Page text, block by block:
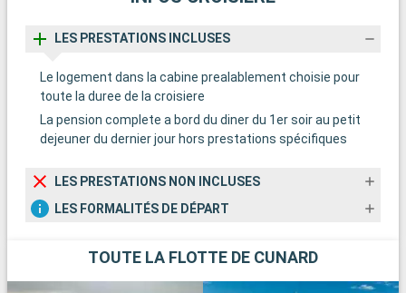
LES PRESTATIONS INCLUSES
Le logement dans la cabine prealablement choisie pour
toute la duree de la croisiere
La pension complete a bord du diner du 1er soir au petit
dejeuner du dernier jour hors prestations spécifiques
LES PRESTATIONS NON INCLUSES
LES FORMALITÉS DE DÉPART
TOUTE LA FLOTTE DE CUNARD